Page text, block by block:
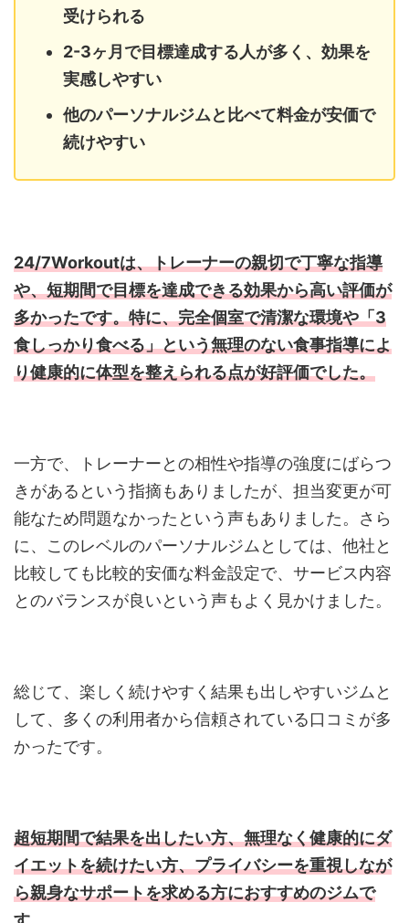
受けられる
2-3ヶ月で目標達成する人が多く、効果を
実感しやすい
他のパーソナルジムと比べて料金が安価で
続けやすい
24/7Workoutは、トレーナーの親切で丁寧な指導
や、短期間で目標を達成できる効果から高い評価が
多かったです。特に、完全個室で清潔な環境や「3
食しっかり食べる」という無理のない食事指導によ
り健康的に体型を整えられる点が好評価でした。
一方で、トレーナーとの相性や指導の強度にばらつ
きがあるという指摘もありましたが、担当変更が可
能なため問題なかったという声もありました。さら
に、このレベルのパーソナルジムとしては、他社と
比較しても比較的安価な料金設定で、サービス内容
とのバランスが良いという声もよく見かけました。
総じて、楽しく続けやすく結果も出しやすいジムと
して、多くの利用者から信頼されている口コミが多
かったです。
超短期間で結果を出したい方、無理なく健康的にダ
イエットを続けたい方、プライバシーを重視しなが
ら親身なサポートを求める方におすすめのジムで